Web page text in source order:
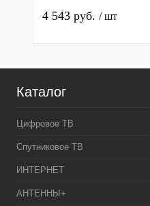
4 543 руб. / шт
Каталог
Цифровое ТВ
Спутниковое ТВ
ИНТЕРНЕТ
АНТЕННЫ+